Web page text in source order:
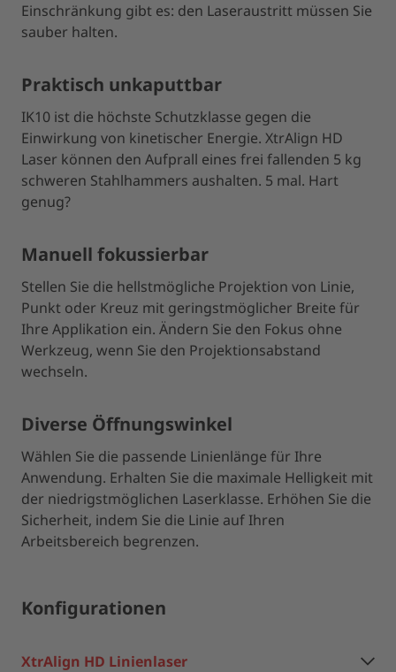
Einschränkung gibt es: den Laseraustritt müssen Sie
sauber halten.
Praktisch unkaputtbar
IK10 ist die höchste Schutzklasse gegen die
Einwirkung von kinetischer Energie. XtrAlign HD
Laser können den Aufprall eines frei fallenden 5 kg
schweren Stahlhammers aushalten. 5 mal. Hart
genug?
Manuell fokussierbar
Stellen Sie die hellstmögliche Projektion von Linie,
Punkt oder Kreuz mit geringstmöglicher Breite für
Ihre Applikation ein. Ändern Sie den Fokus ohne
Werkzeug, wenn Sie den Projektionsabstand
wechseln.
Diverse Öffnungswinkel
Wählen Sie die passende Linienlänge für Ihre
Anwendung. Erhalten Sie die maximale Helligkeit mit
der niedrigstmöglichen Laserklasse. Erhöhen Sie die
Sicherheit, indem Sie die Linie auf Ihren
Arbeitsbereich begrenzen.
Konfigurationen
XtrAlign HD Linienlaser